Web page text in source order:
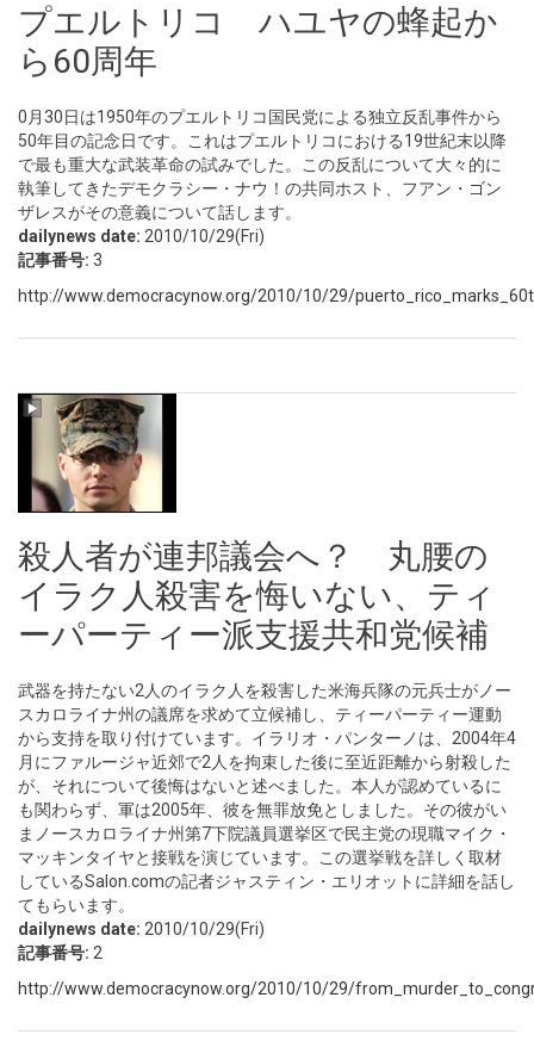
プエルトリコ ハユヤの蜂起か
ら60周年
0月30日は1950年のプエルトリコ国民党による独立反乱事件から
50年目の記念日です。これはプエルトリコにおける19世紀末以降
で最も重大な武装革命の試みでした。この反乱について大々的に
執筆してきたデモクラシー・ナウ！の共同ホスト、フアン・ゴン
ザレスがその意義について話します。
dailynews date: 2010/10/29(Fri)
記事番号: 3
http://www.democracynow.org/2010/10/29/
殺人者が連邦議会へ？ 丸腰の
イラク人殺害を悔いない、ティ
ーパーティー派支援共和党候補
武器を持たない2人のイラク人を殺害した米海兵隊の元兵士がノー
スカロライナ州の議席を求めて立候補し、ティーパーティー運動
から支持を取り付けています。イラリオ・パンターノは、2004年4
月にファルージャ近郊で2人を拘束した後に至近距離から射殺した
が、それについて後悔はないと述べました。本人が認めているに
も関わらず、軍は2005年、彼を無罪放免としました。その彼がい
まノースカロライナ州第7下院議員選挙区で民主党の現職マイク・
マッキンタイヤと接戦を演じています。この選挙戦を詳しく取材
しているSalon.comの記者ジャスティン・エリオットに詳細を話し
てもらいます。
dailynews date: 2010/10/29(Fri)
記事番号: 2
http://www.democracynow.org/2010/10/29/